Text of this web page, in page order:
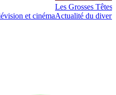
et cinéma
Les Grosses Têtes
Actualité du